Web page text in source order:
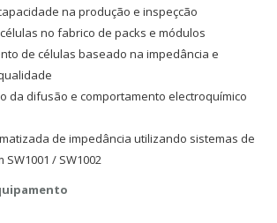
na produção e inspeçcão
no fabrico de packs e módulos
de células baseado na impedância e
da difusão e comportamento electroquímico
de impedância utilizando sistemas de
/ SW1002